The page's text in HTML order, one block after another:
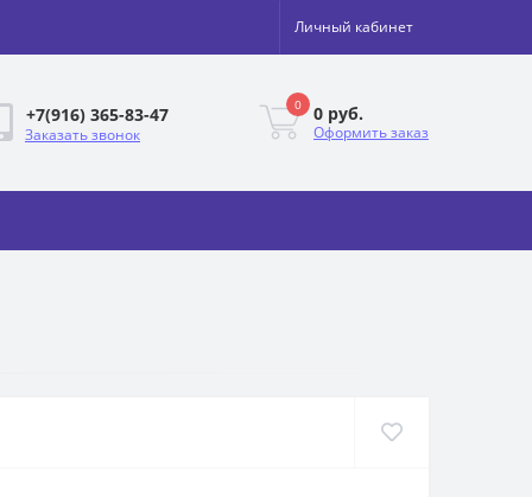
Личный кабинет
+7(916) 365-83-47
Заказать звонок
0 0 руб.
Оформить заказ